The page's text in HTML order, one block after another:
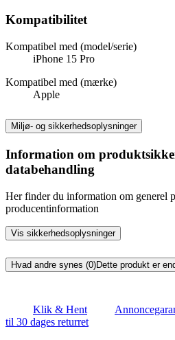
Kompatibilitet
Kompatibel med (model/serie)
iPhone 15 Pro
Kompatibel med (mærke)
Apple
Miljø- og sikkerhedsoplysninger
Information om
databehandling
Her finder du information om generel
producentinformation
Vis sikkerhedsoplysninger
Hvad andre synes (0)Dette produkt er
Klik & Hent
til 30 dages returret